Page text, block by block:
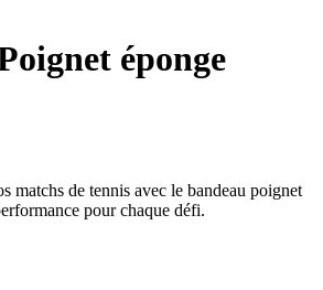
éponge
matchs de tennis avec le bandeau poignet
pour chaque défi.